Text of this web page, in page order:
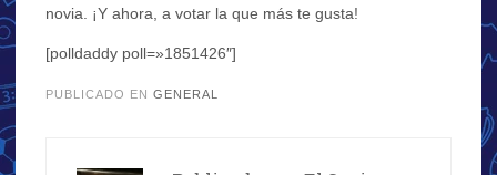
novia. ¡Y ahora, a votar la que más te gusta!
[polldaddy poll=»1851426″]
PUBLICADO EN GENERAL